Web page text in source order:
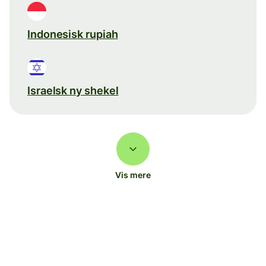
Indonesisk rupiah
Israelsk ny shekel
Vis mere